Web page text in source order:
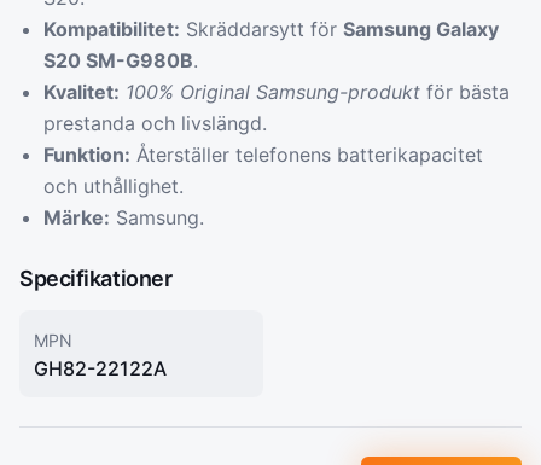
Kompatibilitet: Skräddarsytt för Samsung Galaxy
S20 SM-G980B.
Kvalitet: 100% Original Samsung-produkt för bästa
prestanda och livslängd.
Funktion: Återställer telefonens batterikapacitet
och uthållighet.
Märke: Samsung.
Specifikationer
MPN
GH82-22122A